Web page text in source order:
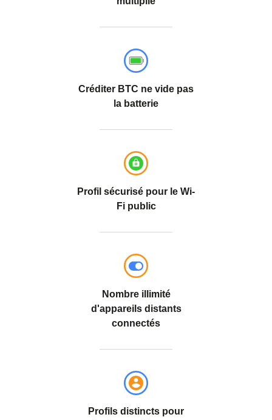
Créditer BTC ne vide pas
la batterie
Profil sécurisé pour le Wi-
Fi public
Nombre illimité
d'appareils distants
connectés
Profils distincts pour